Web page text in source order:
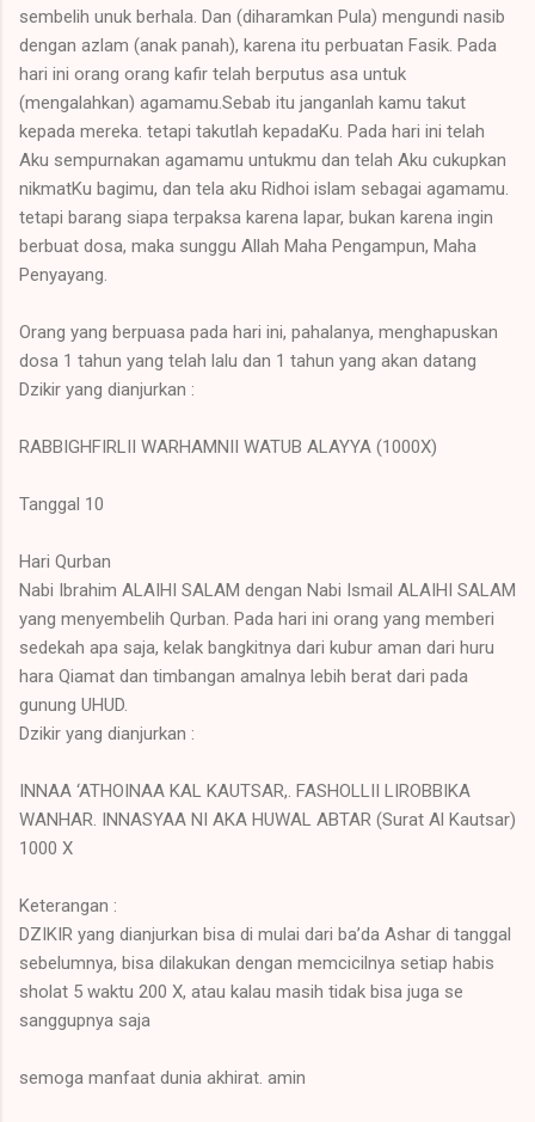
sembelih unuk berhala. Dan (diharamkan Pula) mengundi nasib
dengan azlam (anak panah), karena itu perbuatan Fasik. Pada
hari ini orang orang kafir telah berputus asa untuk
(mengalahkan) agamamu.Sebab itu janganlah kamu takut
kepada mereka. tetapi takutlah kepadaKu. Pada hari ini telah
Aku sempurnakan agamamu untukmu dan telah Aku cukupkan
nikmatKu bagimu, dan tela aku Ridhoi islam sebagai agamamu.
tetapi barang siapa terpaksa karena lapar, bukan karena ingin
berbuat dosa, maka sunggu Allah Maha Pengampun, Maha
Penyayang.
Orang yang berpuasa pada hari ini, pahalanya, menghapuskan
dosa 1 tahun yang telah lalu dan 1 tahun yang akan datang
Dzikir yang dianjurkan :
RABBIGHFIRLII WARHAMNII WATUB ALAYYA (1000X)
Tanggal 10
Hari Qurban
Nabi Ibrahim ALAIHI SALAM dengan Nabi Ismail ALAIHI SALAM
yang menyembelih Qurban. Pada hari ini orang yang memberi
sedekah apa saja, kelak bangkitnya dari kubur aman dari huru
hara Qiamat dan timbangan amalnya lebih berat dari pada
gunung UHUD.
Dzikir yang dianjurkan :
INNAA ‘ATHOINAA KAL KAUTSAR,. FASHOLLII LIROBBIKA
WANHAR. INNASYAA NI AKA HUWAL ABTAR (Surat Al Kautsar)
1000 X
Keterangan :
DZIKIR yang dianjurkan bisa di mulai dari ba’da Ashar di tanggal
sebelumnya, bisa dilakukan dengan memcicilnya setiap habis
sholat 5 waktu 200 X, atau kalau masih tidak bisa juga se
sanggupnya saja
semoga manfaat dunia akhirat. amin